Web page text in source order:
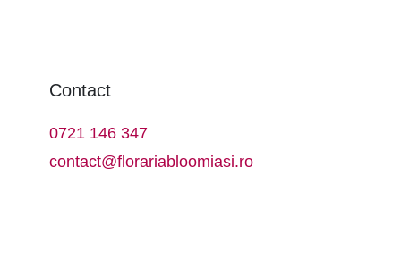
Contact
0721 146 347
contact@florariabloomiasi.ro